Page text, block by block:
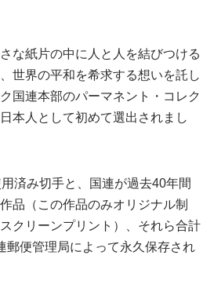
な紙片の中に人と人を結びつける
世界の平和を希求する想いを託し
国連本部のパーマネント・コレク
本人として初めて選出されまし
済み切手と、国連が過去40年間
品（この作品のみオリジナル制
クリーンプリント）、それら合計
郵便管理局によって永久保存され